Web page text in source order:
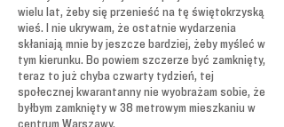
wielu lat, żeby się przenieść na tę świętokrzyską
wieś. I nie ukrywam, że ostatnie wydarzenia
skłaniają mnie by jeszcze bardziej, żeby myśleć w
tym kierunku. Bo powiem szczerze być zamknięty,
teraz to już chyba czwarty tydzień, tej
społecznej kwarantanny nie wyobrażam sobie, że
byłbym zamknięty w 38 metrowym mieszkaniu w
centrum Warszawy.